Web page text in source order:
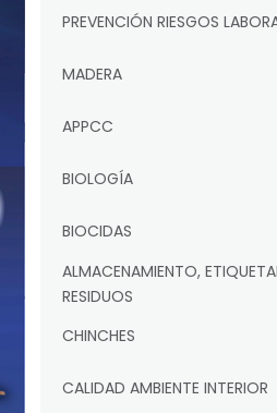
PREVENCIÓN RIESGOS
MADERA
APPCC
BIOLOGÍA
BIOCIDAS
ALMACENAMIENTO,
RESIDUOS
CHINCHES
CALIDAD AMBIENTE INTERIOR